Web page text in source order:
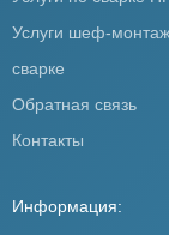
Услуги шеф-
сварке
Обратная связь
Контакты
Информация: